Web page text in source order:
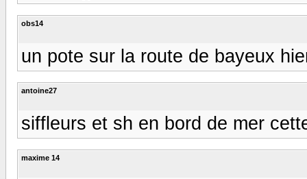
obs14
un pote sur la route de bayeux
antoine27
siffleurs et sh en bord de mer
maxime 14